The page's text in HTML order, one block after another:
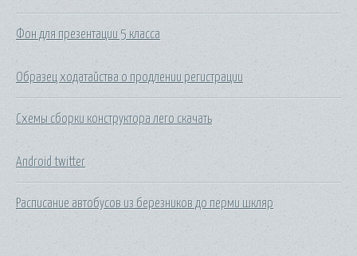
Фон для презентации 5 класса
Образец ходатайства о продлении регистрации
Схемы сборки конструктора лего скачать
Android twitter
Расписание автобусов из березников до перми шкляр